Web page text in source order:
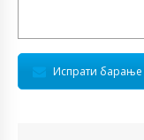
Испрати барање